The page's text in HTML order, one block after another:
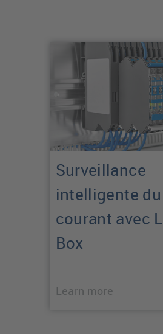
Surveillance
intelligente du
courant avec
Box
Learn more